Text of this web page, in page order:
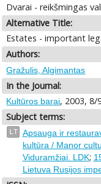
Dvarai - reikšmingas
Alternative Title:
Estates - important
Authors:
Gražulis, Algimantas
In the Journal:
Kultūros barai, 2003, 8/
Subject terms:
LT Apsauga ir
kultūra / Manor
Viduramžiai. LDK;
Lietuva Rusijos